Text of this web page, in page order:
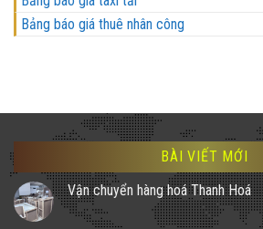
Bảng báo giá thuê nhân công
BÀI VIẾT MỚI
Vận chuyển hàng hoá Thanh Hoá